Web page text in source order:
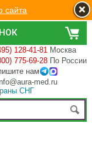
128-41-81 Москва
775-69-28 По России
нам
med.ru
СНГ
сайта